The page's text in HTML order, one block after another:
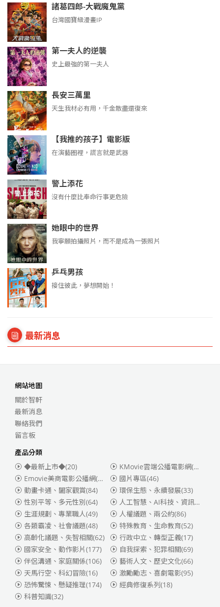
諸葛四郎-大戰魔鬼黨
台灣國寶級漫畫IP
第一夫人的逆襲
史上最強的第一夫人
長安三萬里
天生我材必有用，千金散盡還復來
【我推的孩子】電影版
在演藝圈裡，謊言就是武器
警上添花
沒有什麼比奉命行事更危險
她眼中的世界
我寧願拍攝照片，而不是成為一張照片
乒乓男孩
接住彼此，夢想開始！
最新消息
網站地圖
關於智軒
最新消息
聯絡我們
留言板
產品分類
◆最新上市◆(20)
KMovie雲端公播電影網(迪士尼、福斯、索尼)
Emovie美商電影公播網(華納)
(186)
國片專區(46)
動畫卡通、闔家觀賞(84) 環保生態、永續發展(33)
性別平等、多元性別(64) 人工智慧、AI科技、資訊安全
生涯規劃、專業職人(49) 人權議題、兩公約(86)
各類霸凌、社會議題(48) 特殊教育、生命教育(52)
高齡化議題、失智相關(62) 行政中立、轉型正義(17)
國家安全、動作影片(177) 自我探索、犯罪相關(69)
伴侶溝通、家庭關係(106) 藝術人文、歷史文化(66)
天馬行空、科幻冒險(16) 激勵勵志、喜劇電影(95)
恐怖驚悚、懸疑推理(174) 經典修復系列(18)
科普知識(32)